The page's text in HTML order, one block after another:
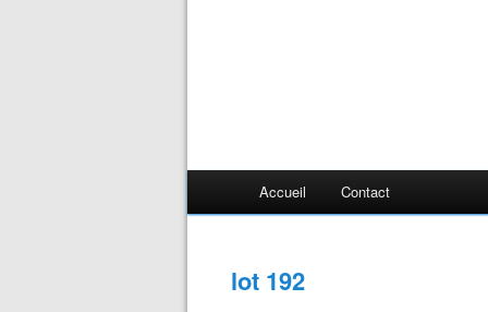
Accueil Contact
lot 192